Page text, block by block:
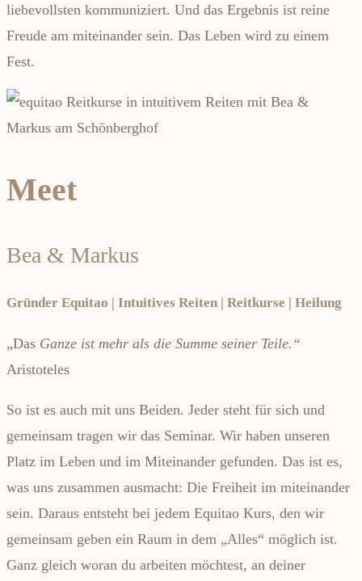
liebevollsten kommuniziert. Und das Ergebnis ist reine
Freude am miteinander sein. Das Leben wird zu einem
Fest.
Meet
Bea & Markus
Gründer Equitao | Intuitives Reiten | Reitkurse | Heilung
„Das Ganze ist mehr als die Summe seiner Teile.“
Aristoteles
So ist es auch mit uns Beiden. Jeder steht für sich und
gemeinsam tragen wir das Seminar. Wir haben unseren
Platz im Leben und im Miteinander gefunden. Das ist es,
was uns zusammen ausmacht: Die Freiheit im miteinander
sein. Daraus entsteht bei jedem Equitao Kurs, den wir
gemeinsam geben ein Raum in dem „Alles“ möglich ist.
Ganz gleich woran du arbeiten möchtest, an deiner